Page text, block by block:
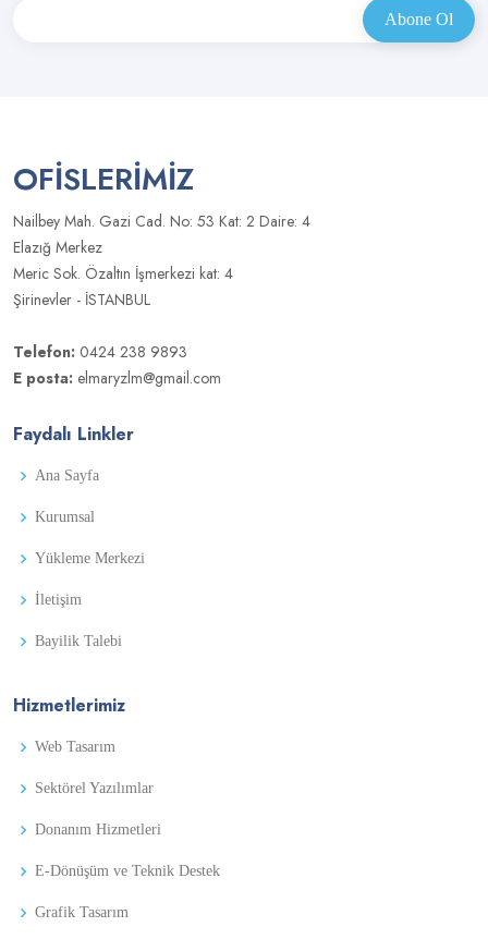
OFISLERIMIZ
Nailbey Mah. Gazi Cad. No: 53 Kat: 2 Daire: 4
Elazığ Merkez
Meric Sok. Özaltın İşmerkezi kat: 4
Şirinevler - İSTANBUL
Telefon: 0424 238 9893
E posta: elmaryzlm@gmail.com
Faydalı Linkler
Ana Sayfa
Kurumsal
Yükleme Merkezi
İletişim
Bayilik Talebi
Hizmetlerimiz
Web Tasarım
Sektörel Yazılımlar
Donanım Hizmetleri
E-Dönüşüm ve Teknik Destek
Grafik Tasarım